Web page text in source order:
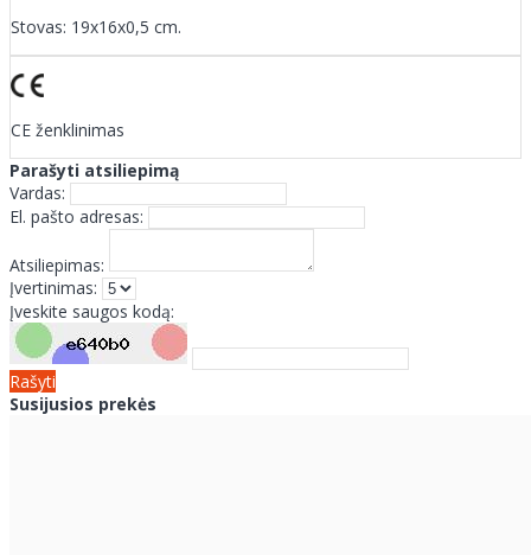
Stovas: 19x16x0,5 cm.
CE ženklinimas
Parašyti atsiliepimą
Vardas:
El. pašto adresas:
Atsiliepimas:
Įvertinimas:
Įveskite saugos kodą:
Rašyti
Susijusios prekės